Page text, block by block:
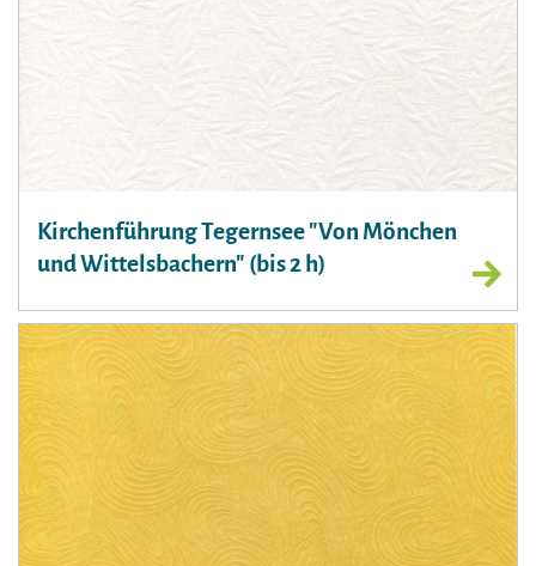
Kirchenführung Tegernsee "Von Mönchen
und Wittelsbachern" (bis 2 h)